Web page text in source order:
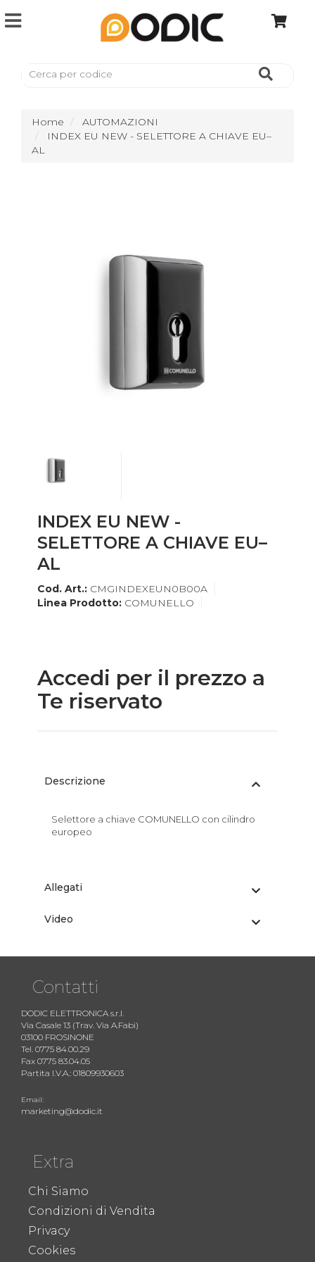
Home
AUTOMAZIONI
INDEX EU NEW - SELETTORE A CHIAVE EU–
AL
INDEX EU NEW -
SELETTORE A CHIAVE EU–
AL
Cod. Art.: CMGINDEXEUN0B00A
Linea Prodotto: COMUNELLO
Accedi per il prezzo a
Te riservato
Descrizione
Selettore a chiave COMUNELLO con cilindro
europeo
Allegati
Video
Contatti
DODIC ELETTRONICA s.r.l.
Via Casale 13 (Trav. Via A.Fabi)
03100 FROSINONE
Tel. 0775 84.00.29
Fax 0775 83.04.05
Partita I.V.A.: 01809930603
Email:
marketing@dodic.it
Extra
Chi Siamo
Condizioni di Vendita
Privacy
Cookies